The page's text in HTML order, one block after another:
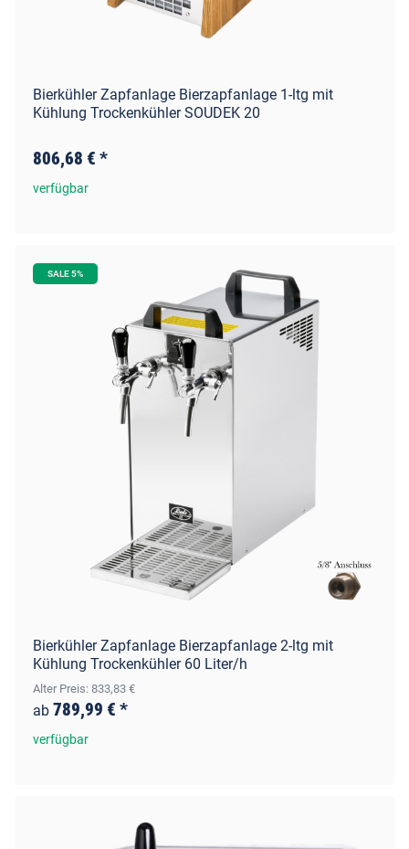
Bierkühler Zapfanlage Bierzapfanlage 1-ltg mit
Kühlung Trockenkühler SOUDEK 20
806,68 € *
verfügbar
SALE 5%
Bierkühler Zapfanlage Bierzapfanlage 2-ltg mit
Kühlung Trockenkühler 60 Liter/h
Alter Preis: 833,83 €
ab 789,99 € *
verfügbar